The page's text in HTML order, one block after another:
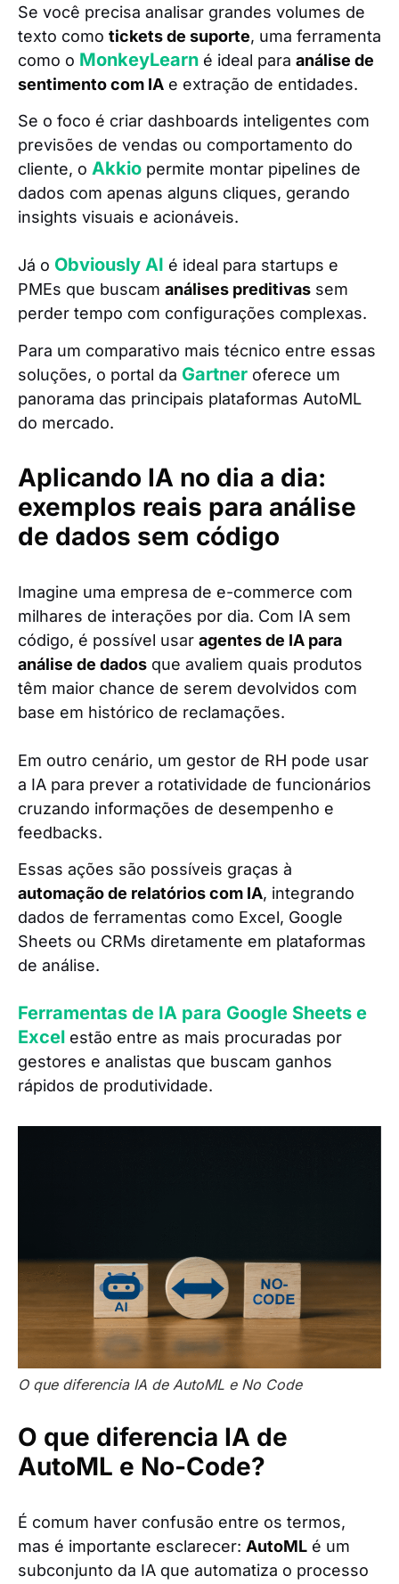
Se você precisa analisar grandes volumes de
texto como tickets de suporte, uma ferramenta
como o MonkeyLearn é ideal para análise de
sentimento com IA e extração de entidades.
Se o foco é criar dashboards inteligentes com
previsões de vendas ou comportamento do
cliente, o Akkio permite montar pipelines de
dados com apenas alguns cliques, gerando
insights visuais e acionáveis.
Já o Obviously AI é ideal para startups e
PMEs que buscam análises preditivas sem
perder tempo com configurações complexas.
Para um comparativo mais técnico entre essas
soluções, o portal da Gartner oferece um
panorama das principais plataformas AutoML
do mercado.
Aplicando IA no dia a dia:
exemplos reais para análise
de dados sem código
Imagine uma empresa de e-commerce com
milhares de interações por dia. Com IA sem
código, é possível usar agentes de IA para
análise de dados que avaliem quais produtos
têm maior chance de serem devolvidos com
base em histórico de reclamações.
Em outro cenário, um gestor de RH pode usar
a IA para prever a rotatividade de funcionários
cruzando informações de desempenho e
feedbacks.
Essas ações são possíveis graças à
automação de relatórios com IA, integrando
dados de ferramentas como Excel, Google
Sheets ou CRMs diretamente em plataformas
de análise.
Ferramentas de IA para Google Sheets e
Excel estão entre as mais procuradas por
gestores e analistas que buscam ganhos
rápidos de produtividade.
O que diferencia IA de AutoML e No Code
O que diferencia IA de
AutoML e No-Code?
É comum haver confusão entre os termos,
mas é importante esclarecer: AutoML é um
subconjunto da IA que automatiza o processo